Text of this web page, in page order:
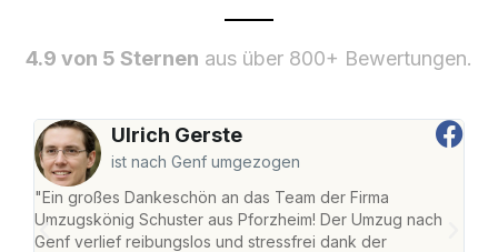
4.9 von 5 Sternen aus über 800+ Bewertungen.
Ulrich Gerste
ist nach Genf umgezogen
"Ein großes Dankeschön an das Team der Firma
Umzugskönig Schuster aus Pforzheim! Der Umzug nach
Genf verlief reibungslos und stressfrei dank der